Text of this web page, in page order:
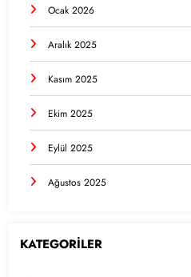
Ocak 2026
Aralık 2025
Kasım 2025
Ekim 2025
Eylül 2025
Ağustos 2025
KATEGORİLER